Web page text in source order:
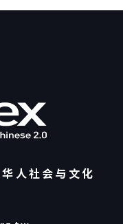
人社会与文化